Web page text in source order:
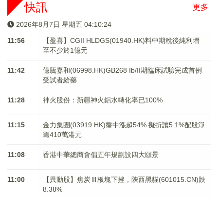
更多
快訊
2026年8月7日 星期五 04:10:24
11:56
【盈喜】CGII HLDGS(01940.HK)料中期稅後純利增
至不少於1億元
11:42
億騰嘉和(06998.HK)GB268 Ib/II期臨床試驗完成首例
受試者給藥
11:28 神火股份：新疆神火鋁水轉化率已100%
11:15
金力集團(03919.HK)盤中漲超54% 擬折讓5.1%配股淨
籌410萬港元
11:08 香港中華總商會倡五年規劃設四大願景
11:00
【異動股】焦炭Ⅲ板塊下挫，陝西黑貓(601015.CN)跌
8.38%